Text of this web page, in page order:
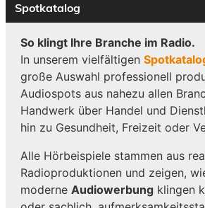
Spotkatalog
So klingt Ihre Branche im Radio.
In unserem vielfältigen
große Auswahl professionell
Audiospots aus nahezu allen
Handwerk über Handel und
hin zu Gesundheit, Freizeit oder
Alle Hörbeispiele stammen aus
Radioproduktionen und zeigen,
moderne Audiowerbungklingen